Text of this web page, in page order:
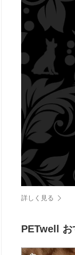
詳しく見る
PETwell お